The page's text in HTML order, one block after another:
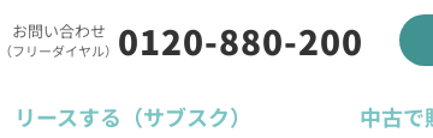
お問い合わせ
（フリーダイヤル） 0120-880-200
リースする（サブスク） 中古で